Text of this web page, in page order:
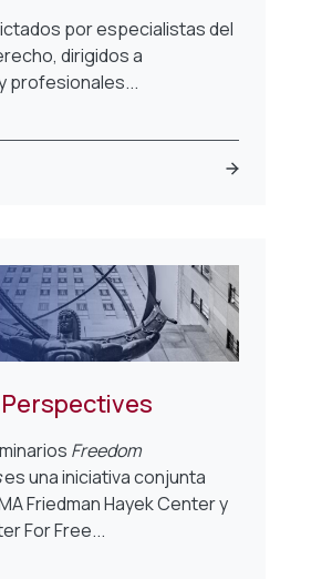
por especialistas del
dirigidos a
profesionales...
Freedom
es una iniciativa conjunta
Friedman Hayek Center y
For Free...